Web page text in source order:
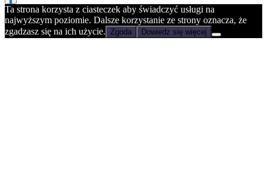
Ta strona korzysta z ciasteczek aby świadczyć usługi na
najwyższym poziomie. Dalsze korzystanie ze strony oznacza, że
zgadzasz się na ich użycie.
Zgoda Dowiedz się więcej